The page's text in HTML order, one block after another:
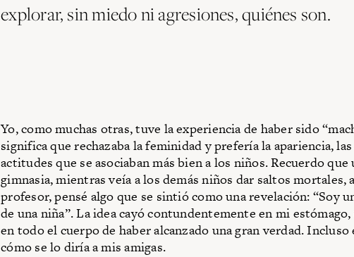
explorar, sin miedo ni agresiones, quiénes son.
Yo, como muchas otras, tuve la experiencia de haber sido
significa que rechazaba la feminidad y prefería la apariencia,
actitudes que se asociaban más bien a los niños. Recuerdo que
gimnasia, mientras veía a los demás niños dar saltos mortales,
profesor, pensé algo que se sintió como una revelación: “Soy
de una niña”. La idea cayó contundentemente en mi
en todo el cuerpo de haber alcanzado una gran verdad. Incluso
cómo se lo diría a mis amigas.